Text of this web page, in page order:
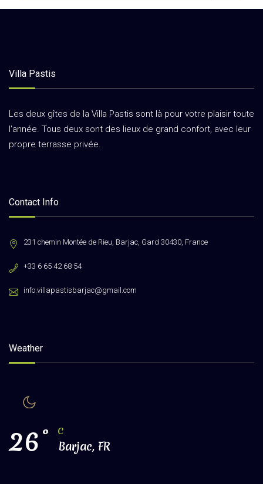
Villa Pastis
Les deux gîtes de la Villa Pastis sont là pour votre plaisir toute
l'année. Tous deux sont des lieux de grand confort, avec leur
propre terrasse privée.
Contact Info
231 chemin Montée de Rieu, Barjac, Gard 30430, France
+33 6 65 42 68 54
info.villapastisbarjac@gmail.com
Weather
26 ° C
Barjac, FR